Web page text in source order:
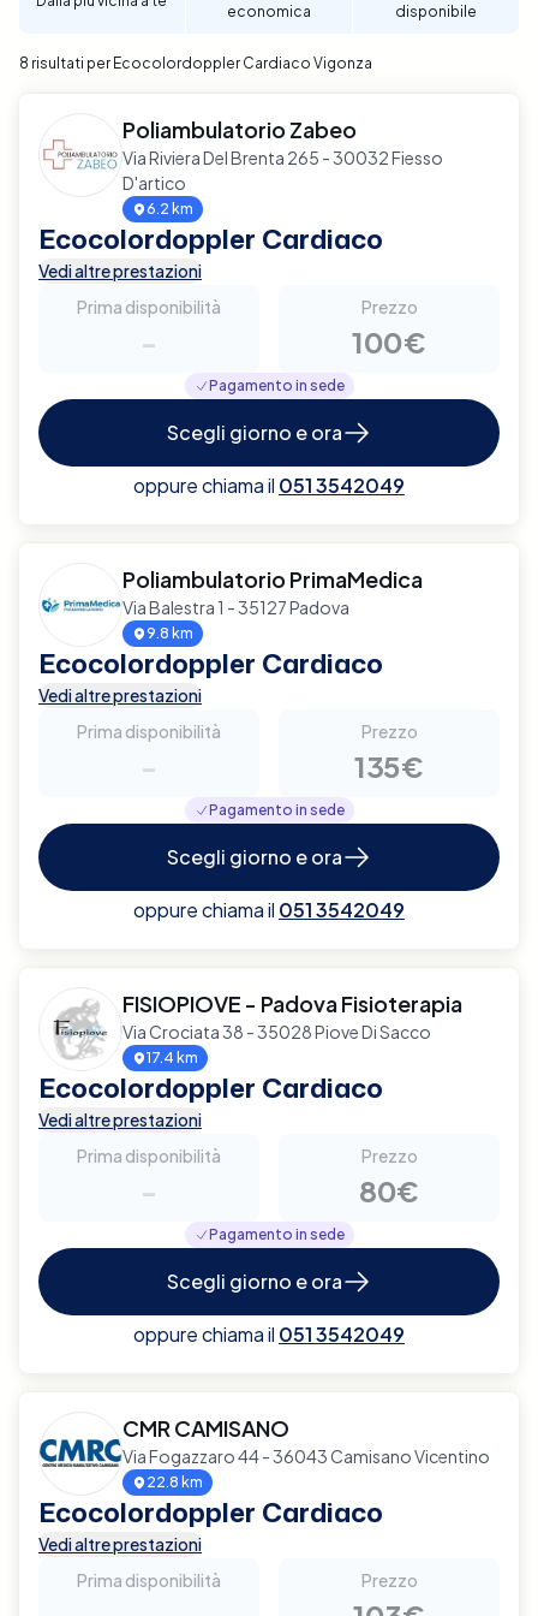
affidabile e di qualità.
economica
disponibile
8 risultati per Ecocolordoppler Cardiaco Vigonza
Poliambulatorio Zabeo
Via Riviera Del Brenta 265 - 30032 Fiesso
D'artico
6.2 km
Ecocolordoppler Cardiaco
Vedi altre prestazioni
Prima disponibilità
-
Prezzo
100€
Pagamento in sede
Scegli giorno e ora
oppure chiama il 051 3542049
Poliambulatorio PrimaMedica
Via Balestra 1 - 35127 Padova
9.8 km
Ecocolordoppler Cardiaco
Vedi altre prestazioni
Prima disponibilità
-
Prezzo
135€
Pagamento in sede
Scegli giorno e ora
oppure chiama il 051 3542049
FISIOPIOVE - Padova Fisioterapia
Via Crociata 38 - 35028 Piove Di Sacco
17.4 km
Ecocolordoppler Cardiaco
Vedi altre prestazioni
Prima disponibilità
-
Prezzo
80€
Pagamento in sede
Scegli giorno e ora
oppure chiama il 051 3542049
CMR CAMISANO
Via Fogazzaro 44 - 36043 Camisano Vicentino
22.8 km
Ecocolordoppler Cardiaco
Vedi altre prestazioni
Prima disponibilità
Prezzo